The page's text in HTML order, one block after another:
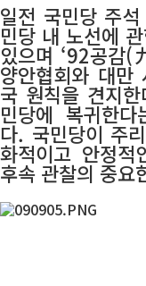
일전 국민당 주
민당 내 노선에
있으며 ‘92공감
양안협회와 대만
국 원칙을 견지
민당에 복귀한
다. 국민당이 주
화적이고 안정적
후속 관찰의 중요